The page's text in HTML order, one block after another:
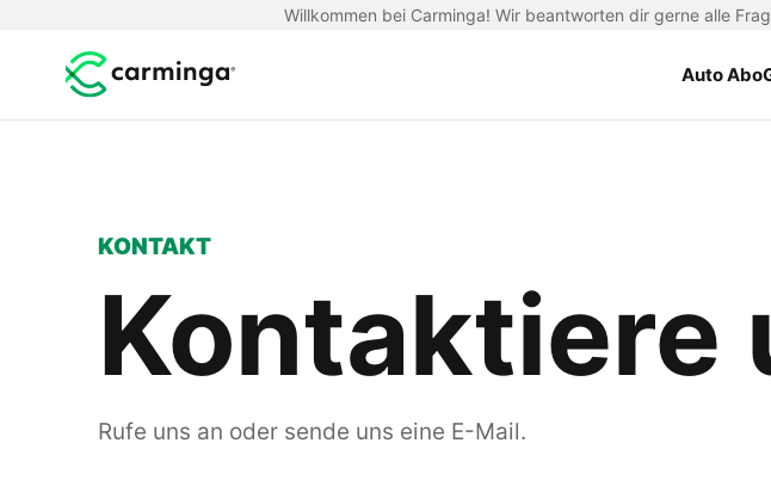
Willkommen bei Carminga! Wir beantworten dir gerne alle
Auto Abo
KONTAKT
Kontaktiere
Rufe uns an oder sende uns eine E-Mail.